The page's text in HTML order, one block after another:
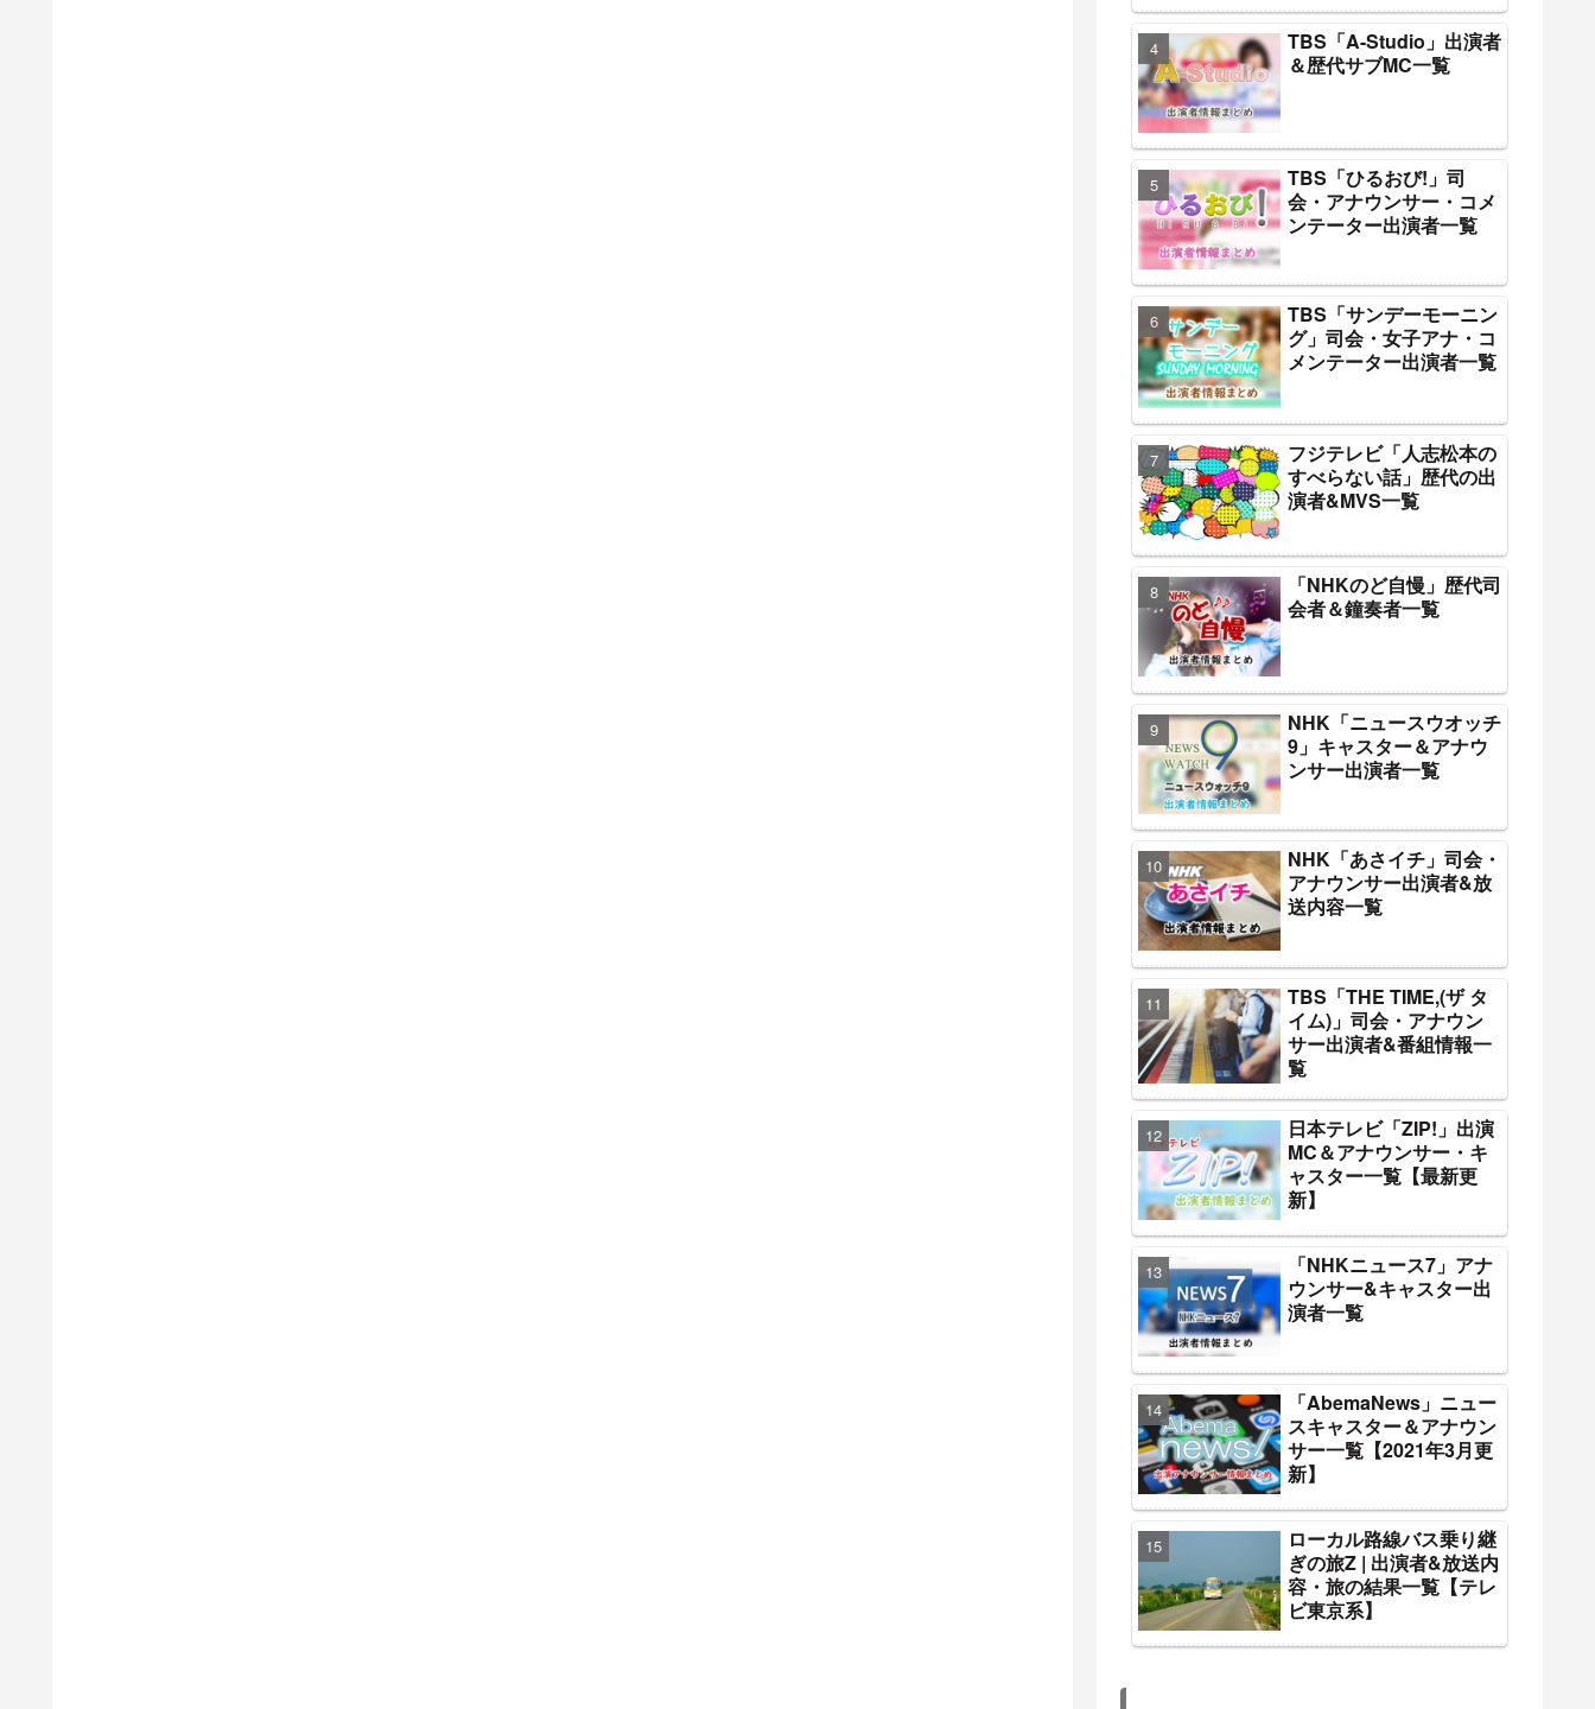
TBS「A-Studio」出演者
＆歴代サブMC一覧
TBS「ひるおび!」司
会・アナウンサー・コメ
ンテーター出演者一覧
TBS「サンデーモーニン
グ」司会・女子アナ・コ
メンテーター出演者一覧
フジテレビ「人志松本の
すべらない話」歴代の出
演者&MVS一覧
「NHKのど自慢」歴代司
会者＆鐘奏者一覧
NHK「ニュースウオッチ
9」キャスター＆アナウ
ンサー出演者一覧
NHK「あさイチ」司会・
アナウンサー出演者&放
送内容一覧
TBS「THE TIME,(ザ タ
イム)」司会・アナウン
サー出演者&番組情報一
覧
日本テレビ「ZIP!」出演
MC＆アナウンサー・キ
ャスター一覧【最新更
新】
「NHKニュース7」アナ
ウンサー&キャスター出
演者一覧
「AbemaNews」ニュー
スキャスター＆アナウン
サー一覧【2021年3月更
新】
ローカル路線バス乗り継
ぎの旅Z | 出演者&放送内
容・旅の結果一覧【テレ
ビ東京系】